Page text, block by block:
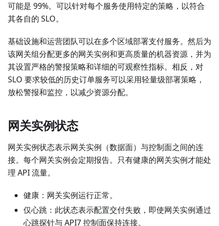
可能是 99%。可以针对每个服务使用特定的策略，以符合
其各自的 SLO。
基础设施和运营团队可以在多个区域部署支付服务。然后为
该网关组分配更多的网关实例和更高质量的机器资源，并为
其设置严格的警报策略和详细的可观察性指标。相反，对
SLO 要求较低的历史订单服务可以采用轻量级部署策略，
放松警报和监控，以减少资源分配。
网关实例状态
网关实例状态表示网关实例（数据面）与控制面之间的连
接。每个网关实例会定期报告。只有健康的网关实例才能处
理 API 流量。
健康：网关实例运行正常。
仅心跳：此状态表示配置交付失败，即使网关实例通过
心跳探针与 API7 控制面保持连接。